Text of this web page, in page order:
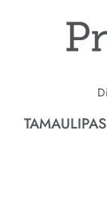
TAMAULIPAS